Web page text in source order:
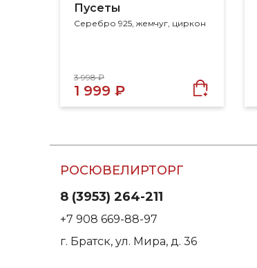
Пусеты
Серебро 925, жемчуг, циркон
3 998 ₽
1 999 ₽
РОСЮВЕЛИРТОРГ
8 (3953) 264-211
+7 908 669-88-97
г. Братск, ул. Мира, д. 36